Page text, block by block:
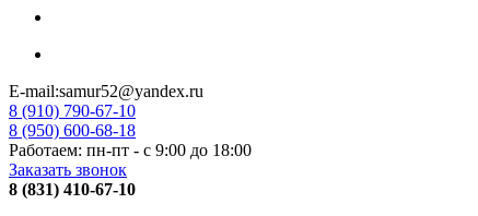
E-mail:samur52@yandex.ru
8 (910) 790-67-10
8 (950) 600-68-18
Работаем: пн-пт - с 9:00 до 18:00
Заказать звонок
8 (831) 410-67-10